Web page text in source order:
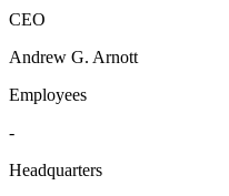
CEO
Andrew G. Arnott
Employees
-
Headquarters